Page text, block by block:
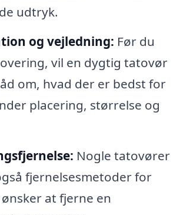
udtryk.
og vejledning: Før du
vil en dygtig tatovør
om, hvad der er bedst for
placering, størrelse og
Nogle tatovører
fjernelsesmetoder for
at fjerne en